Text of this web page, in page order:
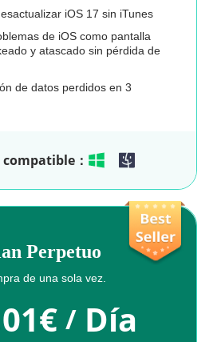
iOS 17 sin iTunes
de iOS como pantalla
y atascado sin pérdida de
de datos perdidos en 3
：
Perpetuo
de una sola vez.
/Día